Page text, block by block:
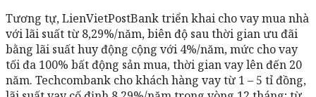
Tương tự, LienVietPostBank triển khai cho vay mua nhà
với lãi suất từ 8,29%/năm, biên độ sau thời gian ưu đãi
bằng lãi suất huy động cộng với 4%/năm, mức cho vay
tối đa 100% bất động sản mua, thời gian vay lên đến 20
năm. Techcombank cho khách hàng vay từ 1 – 5 tỉ đồng,